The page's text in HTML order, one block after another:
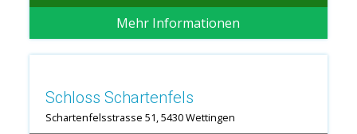
Mehr Informationen
Schloss Schartenfels
Schartenfelsstrasse 51, 5430 Wettingen